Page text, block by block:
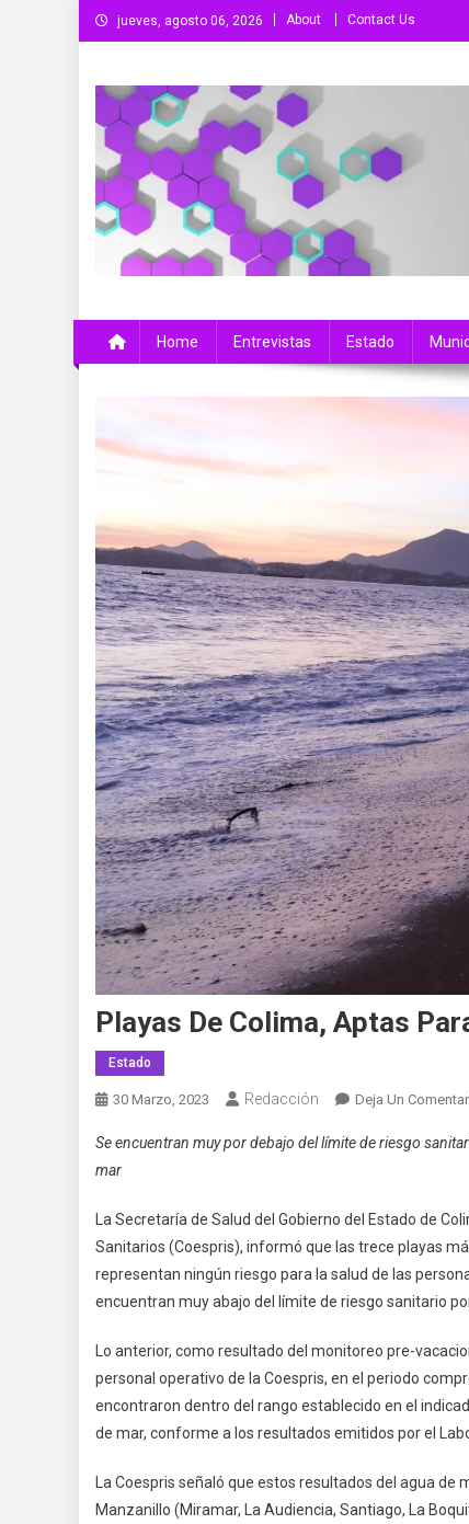
Saltar
al
jueves, agosto 06, 2026 About Contact Us
Home Entrevistas Estado
Playas De Colima, Aptas
Estado
30 Marzo, 2023 Redacción Deja Un
Se encuentran muy por debajo del límite de riesgo
mar
La Secretaría de Salud del Gobierno del Estado de
Sanitarios (Coespris), informó que las trece playas
representan ningún riesgo para la salud de las
encuentran muy abajo del límite de riesgo sanitario
Lo anterior, como resultado del monitoreo pre-
personal operativo de la Coespris, en el periodo
encontraron dentro del rango establecido en el
de mar, conforme a los resultados emitidos por el
La Coespris señaló que estos resultados del agua
Manzanillo (Miramar, La Audiencia, Santiago, La